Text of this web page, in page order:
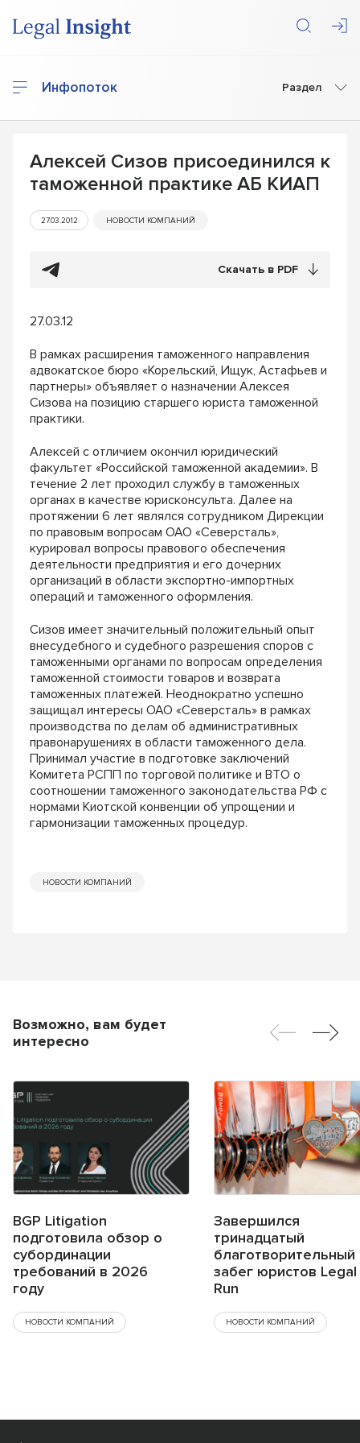
Инфопоток Раздел
Алексей Сизов присоединился к
таможенной практике АБ КИАП
27.03.2012 НОВОСТИ КОМПАНИЙ
Скачать в PDF
27.03.12
В рамках расширения таможенного направления
адвокатское бюро «Корельский, Ищук, Астафьев и
партнеры» объявляет о назначении Алексея
Сизова на позицию старшего юриста таможенной
практики.
Алексей с отличием окончил юридический
факультет «Российской таможенной академии». В
течение 2 лет проходил службу в таможенных
органах в качестве юрисконсульта. Далее на
протяжении 6 лет являлся сотрудником Дирекции
по правовым вопросам ОАО «Северсталь»,
курировал вопросы правового обеспечения
деятельности предприятия и его дочерних
организаций в области экспортно-импортных
операций и таможенного оформления.
Сизов имеет значительный положительный опыт
внесудебного и судебного разрешения споров с
таможенными органами по вопросам определения
таможенной стоимости товаров и возврата
таможенных платежей. Неоднократно успешно
защищал интересы ОАО «Северсталь» в рамках
производства по делам об административных
правонарушениях в области таможенного дела.
Принимал участие в подготовке заключений
Комитета РСПП по торговой политике и ВТО о
соотношении таможенного законодательства РФ с
нормами Киотской конвенции об упрощении и
гармонизации таможенных процедур.
НОВОСТИ КОМПАНИЙ
Возможно, вам будет
интересно
BGP Litigation
подготовила обзор о
субординации
требований в 2026
году
НОВОСТИ КОМПАНИЙ
Завершился
тринадцатый
благотворительный
забег юристов Legal
Run
НОВОСТИ КОМПАНИЙ